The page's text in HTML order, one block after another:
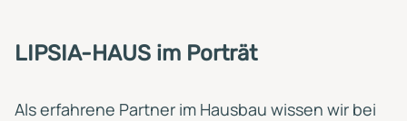
LIPSIA-HAUS im Porträt
Als erfahrene Partner im Hausbau wissen wir bei